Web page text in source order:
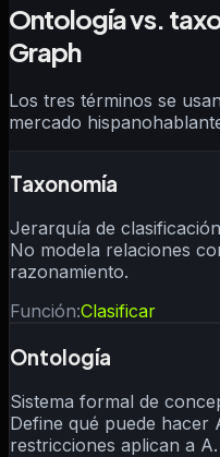
Ontología vs.
Graph
Los tres términos se
mercado
Taxonomía
Jerarquía de
No modela relaciones
razonamiento.
Función:Clasificar
Ontología
Sistema formal de
Define qué puede hacer
restricciones aplican a